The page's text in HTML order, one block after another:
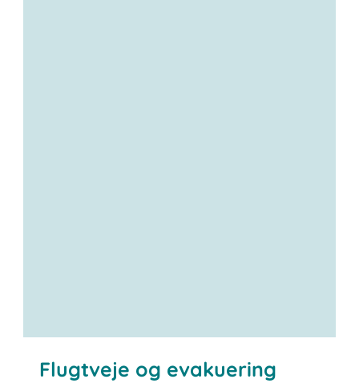
Flugtveje og evakuering